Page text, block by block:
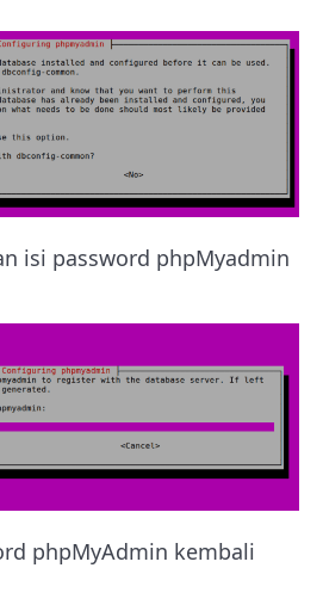
isi password phpMyadmin
phpMyAdmin kembali